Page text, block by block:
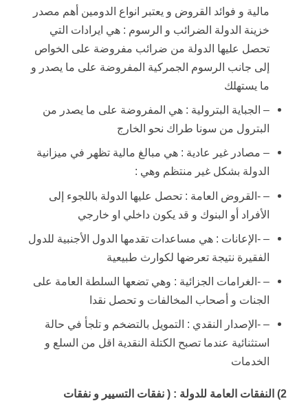
مالية و فوائد القروض و يعتبر انواع الدومين أهم مصدر
خزينة الدولة الضرائب و الرسوم : هي ايرادات التي
تحصل عليها الدولة من ضرائب مفروضة على الخواص
إلى جانب الرسوم الجمركية المفروضة على ما يصدر و
ما يستهلك
– الجباية البترولية : هي المفروضة على ما يصدر من
البترول من سونا طراك نحو الخارج
– مصادر غير عادية : هي مبالغ مالية تظهر في ميزانية
الدولة بشكل غير منتظم وهي :
– -القروض العامة : تحصل عليها الدولة باللجوء إلى
الأفراد أو البنوك و قد يكون داخلي او خارجي
– -الإعانات : هي مساعدات تقدمها الدول الأجنبية للدول
الفقيرة نتيجة تعرضها لكوارث طبيعية
– -الغرامات الجزائية : وهي تضعها السلطة العامة على
الجنات و أصحاب المخالفات و تحصل نقدا
– -الإصدار النقدي : التمويل بالتضخم و تلجأ في حالة
استثنائية عندما تصبح الكتلة النقدية اقل من السلع و
الخدمات
2) النفقات العامة للدولة : ( نفقات التسيير و نفقات